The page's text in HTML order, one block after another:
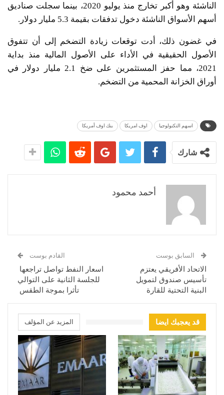
الناشئة وهو أكبر تخارج منذ يوليو 2020، بينما سجلت صناديق
أسهم الأسواق الناشئة دخول تدفقات بقيمة 5.3 مليار دولار.
في غضون ذلك، أدت توقعات زيادة التضخم إلى أن تتفوق
الأصول الحقيقية في الأداء على الأصول المالية منذ بداية
2021، مما حفز المستثمرين على ضخ 2.1 مليار دولار في
أوراق الخزانة المحمية من التضخم.
اسهم التكنولوجيا اوف امريكا بنك اوف أمريكا
شارك
أحمد محمود
السابق بوست
الاتحاد الأفريقي يعتزم
تأسيس صندوق لتمويل
البنية التحتية للقارة
القادم بوست
اسعار النفط تواصل تراجعها
للجلسة الثانية على التوالي
تأثرا بموجة الطقس
قد يعجبك ايضا المزيد عن المؤلف